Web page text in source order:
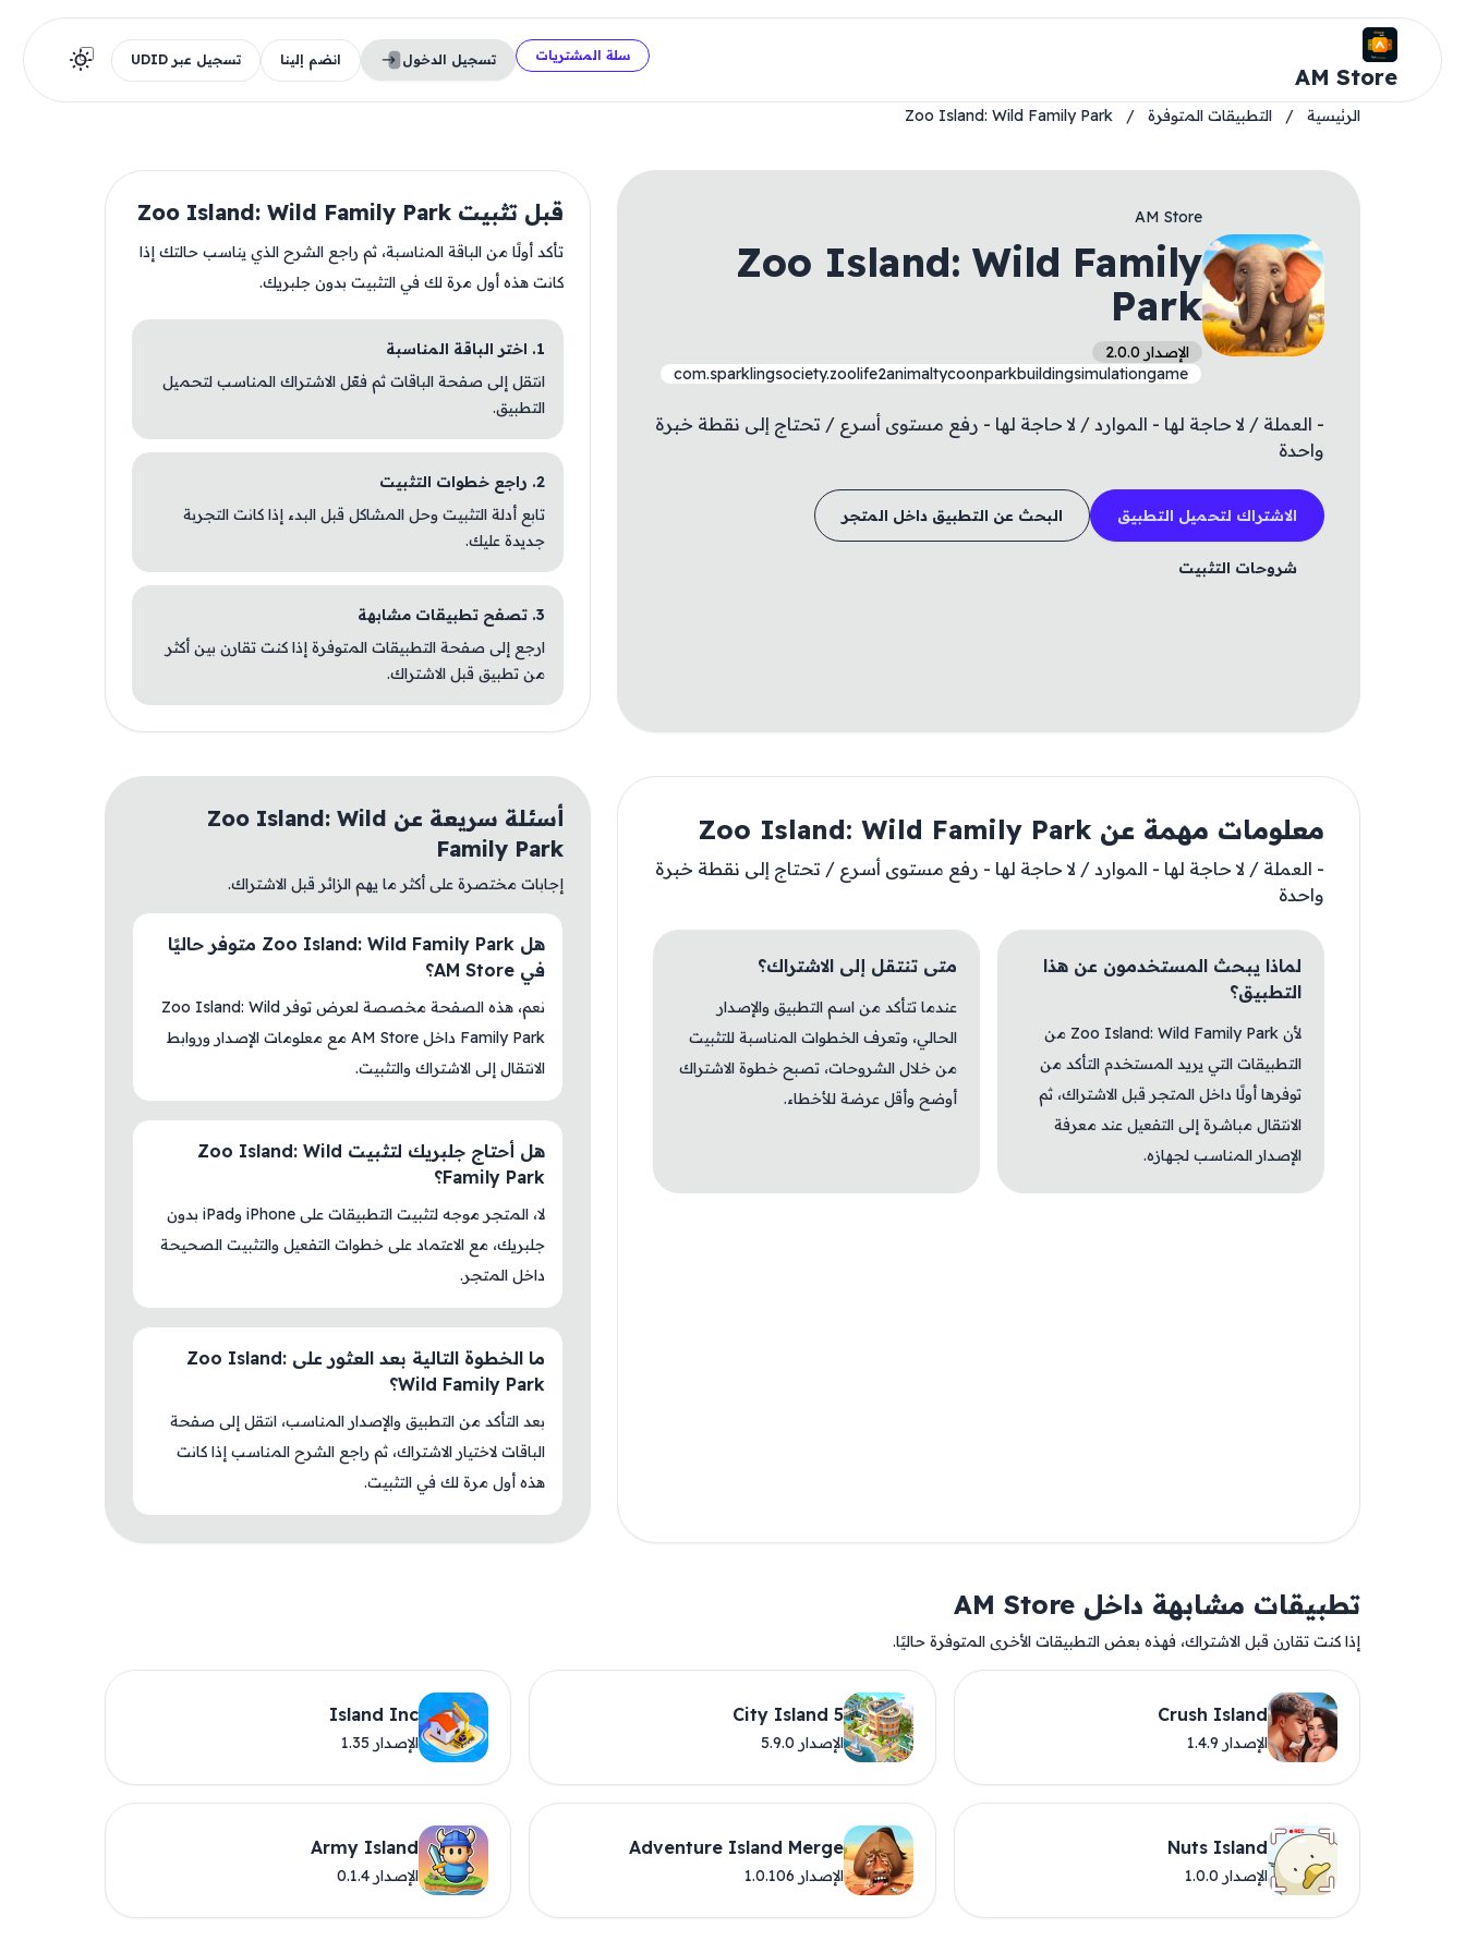
AM Store
سلة المشتريات تسجيل الدخول انضم إلينا تسجيل عبر UDID
الرئيسية / التطبيقات المتوفرة /
Zoo Island: Wild Family Park
AM Store
Zoo Island: Wild Family
Park
الإصدار 2.0.0
com.sparklingsociety.zoolife2animaltycoonparkbuildingsimulationgame
- العملة / لا حاجة لها - الموارد / لا حاجة لها - رفع مستوى أسرع / تحتاج إلى نقطة خبرة
واحدة
الاشتراك لتحميل التطبيق البحث عن التطبيق داخل المتجر
شروحات التثبيت
قبل تثبيت Zoo Island: Wild Family Park
تأكد أولًا من الباقة المناسبة، ثم راجع الشرح الذي يناسب حالتك إذا
كانت هذه أول مرة لك في التثبيت بدون جلبريك.
1. اختر الباقة المناسبة
انتقل إلى صفحة الباقات ثم فعّل الاشتراك المناسب لتحميل
التطبيق.
2. راجع خطوات التثبيت
تابع أدلة التثبيت وحل المشاكل قبل البدء إذا كانت التجربة
جديدة عليك.
3. تصفح تطبيقات مشابهة
ارجع إلى صفحة التطبيقات المتوفرة إذا كنت تقارن بين أكثر
من تطبيق قبل الاشتراك.
معلومات مهمة عن Zoo Island: Wild Family Park
- العملة / لا حاجة لها - الموارد / لا حاجة لها - رفع مستوى أسرع / تحتاج إلى نقطة خبرة
واحدة
لماذا يبحث المستخدمون عن هذا
التطبيق؟
لأن Zoo Island: Wild Family Park من
التطبيقات التي يريد المستخدم التأكد من
توفرها أولًا داخل المتجر قبل الاشتراك، ثم
الانتقال مباشرة إلى التفعيل عند معرفة
الإصدار المناسب لجهازه.
متى تنتقل إلى الاشتراك؟
عندما تتأكد من اسم التطبيق والإصدار
الحالي، وتعرف الخطوات المناسبة للتثبيت
من خلال الشروحات، تصبح خطوة الاشتراك
أوضح وأقل عرضة للأخطاء.
أسئلة سريعة عن Zoo Island: Wild
Family Park
إجابات مختصرة على أكثر ما يهم الزائر قبل الاشتراك.
هل Zoo Island: Wild Family Park متوفر حاليًا
في AM Store؟
نعم، هذه الصفحة مخصصة لعرض توفر Zoo Island: Wild
Family Park داخل AM Store مع معلومات الإصدار وروابط
الانتقال إلى الاشتراك والتثبيت.
هل أحتاج جلبريك لتثبيت Zoo Island: Wild
Family Park؟
لا، المتجر موجه لتثبيت التطبيقات على iPhone وiPad بدون
جلبريك، مع الاعتماد على خطوات التفعيل والتثبيت الصحيحة
داخل المتجر.
ما الخطوة التالية بعد العثور على Zoo Island:
Wild Family Park؟
بعد التأكد من التطبيق والإصدار المناسب، انتقل إلى صفحة
الباقات لاختيار الاشتراك، ثم راجع الشرح المناسب إذا كانت
هذه أول مرة لك في التثبيت.
تطبيقات مشابهة داخل AM Store
إذا كنت تقارن قبل الاشتراك، فهذه بعض التطبيقات الأخرى المتوفرة حاليًا.
Crush Island
الإصدار 1.4.9
City Island 5
الإصدار 5.9.0
Island Inc
الإصدار 1.35
Nuts Island
الإصدار 1.0.0
Adventure Island Merge
الإصدار 1.0.106
Army Island
الإصدار 0.1.4